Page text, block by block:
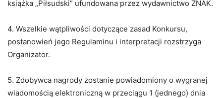
książka „Piłsudski” ufundowana przez wydawnictwo ZNAK.
4. Wszelkie wątpliwości dotyczące zasad Konkursu,
postanowień jego Regulaminu i interpretacji rozstrzyga
Organizator.
5. Zdobywca nagrody zostanie powiadomiony o wygranej
wiadomością elektroniczną w przeciągu 1 (jednego) dnia